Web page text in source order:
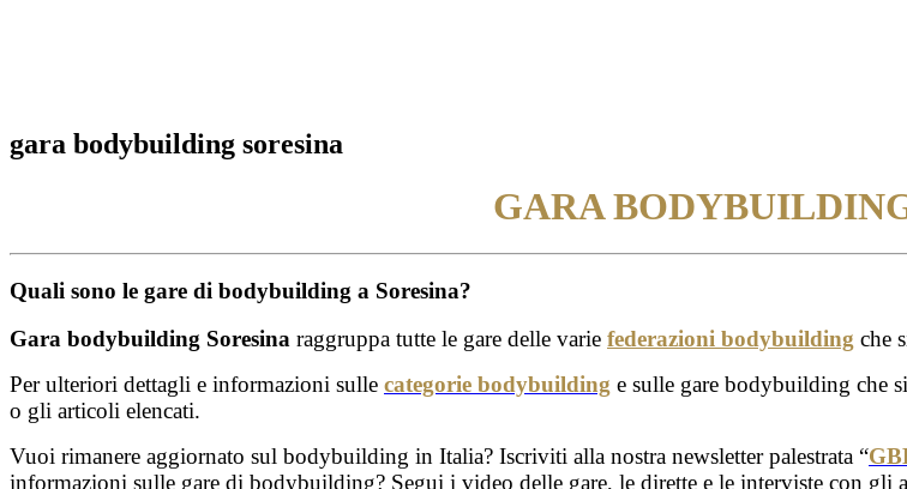
gara bodybuilding soresina
GARA
Quali sono le gare di bodybuilding a Soresina?
Gara bodybuilding Soresina raggruppa tutte le gare delle varie federazioni bodybuilding che
Per ulteriori dettagli e informazioni sulle categorie bodybuilding e sulle gare bodybuilding che
o gli articoli elencati.
Vuoi rimanere aggiornato sul bodybuilding in Italia? Iscriviti alla nostra newsletter palestrata “
informazioni sulle gare di bodybuilding? Segui i video delle gare, le dirette e le interviste con gli